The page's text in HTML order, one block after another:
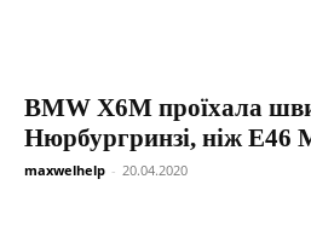
BMW X6M проїхала
Нюрбургринзі, ніж E46
maxwelhelp - 20.04.2020